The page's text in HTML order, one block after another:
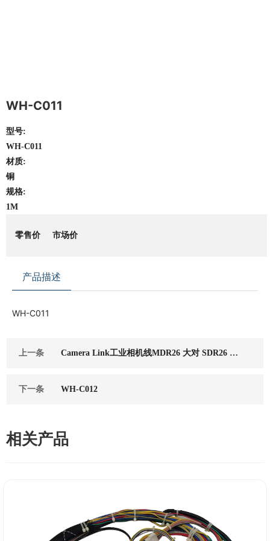
WH-C011
型号:
WH-C011
材质:
铜
规格:
1M
零售价 市场价
产品描述
WH-C011
上一条
Camera Link工业相机线MDR26 大对 SDR26 小
下一条 WH-C012
相关产品